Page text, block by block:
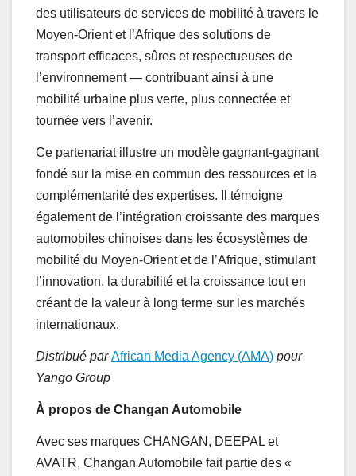
des utilisateurs de services de mobilité à travers le
Moyen-Orient et l’Afrique des solutions de
transport efficaces, sûres et respectueuses de
l’environnement — contribuant ainsi à une
mobilité urbaine plus verte, plus connectée et
tournée vers l’avenir.
Ce partenariat illustre un modèle gagnant-gagnant
fondé sur la mise en commun des ressources et la
complémentarité des expertises. Il témoigne
également de l’intégration croissante des marques
automobiles chinoises dans les écosystèmes de
mobilité du Moyen-Orient et de l’Afrique, stimulant
l’innovation, la durabilité et la croissance tout en
créant de la valeur à long terme sur les marchés
internationaux.
Distribué parAfrican Media Agency (AMA) pour
Yango Group
À propos de Changan Automobile
Avec ses marques CHANGAN, DEEPAL et
AVATR, Changan Automobile fait partie des «